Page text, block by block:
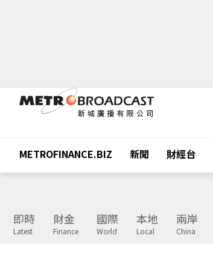
METROFINANCE.BIZ 新聞 財經台
即時
Latest
財金
Finance
國際
World
本地
Local
兩岸
China